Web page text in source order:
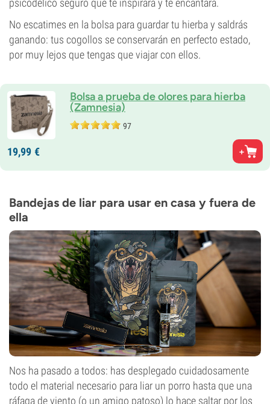
psicodélico seguro que te inspirará y te encantará.
No escatimes en la bolsa para guardar tu hierba y saldrás
ganando: tus cogollos se conservarán en perfecto estado,
por muy lejos que tengas que viajar con ellos.
Bolsa a prueba de olores para hierba
(Zamnesia)
97
19,99 €
Bandejas de liar para usar en casa y fuera de
ella
Nos ha pasado a todos: has desplegado cuidadosamente
todo el material necesario para liar un porro hasta que una
ráfaga de viento (o un amigo patoso) lo hace saltar por los